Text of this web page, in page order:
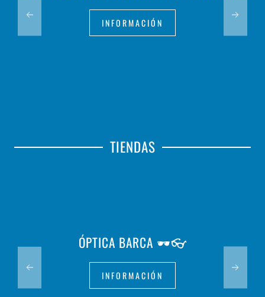
INFORMACIÓN
TIENDAS
ÓPTICA BARCA 🕶️👓
INFORMACIÓN